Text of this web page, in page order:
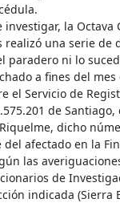
la Octava
realizó una serie de
paradero ni lo
a fines del
el Servicio de
de
dicho
afectado en la
las
de
indicada (Sierra